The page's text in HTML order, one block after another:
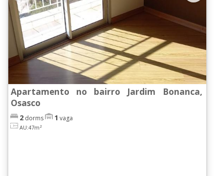
Apartamento no bairro Jardim Bonanca,
Osasco
2 dorms 1 vaga
AU:47m²